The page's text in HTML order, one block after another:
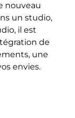
nouveau
un studio,
il est
de
une
envies.